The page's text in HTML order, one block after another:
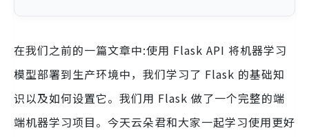
在我们之前的一篇文章中:使用 Flask API 将机器学习
模型部署到生产环境中，我们学习了 Flask 的基础知
识以及如何设置它。我们用 Flask 做了一个完整的端
端机器学习项目。今天云朵君和大家一起学习使用更好